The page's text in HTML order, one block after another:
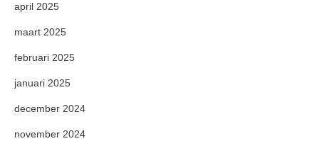
april 2025
maart 2025
februari 2025
januari 2025
december 2024
november 2024